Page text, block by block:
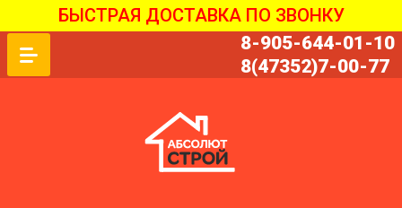
БЫСТРАЯ ДОСТАВКА ПО ЗВОНКУ
8-905-644-01-10
8(47352)7-00-77